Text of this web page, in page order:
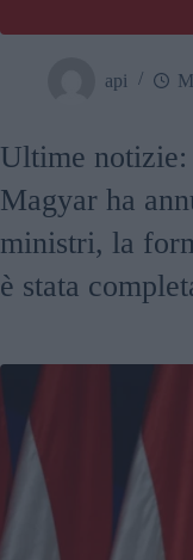
api
Ultime
Magyar ha
ministri, la
è stata